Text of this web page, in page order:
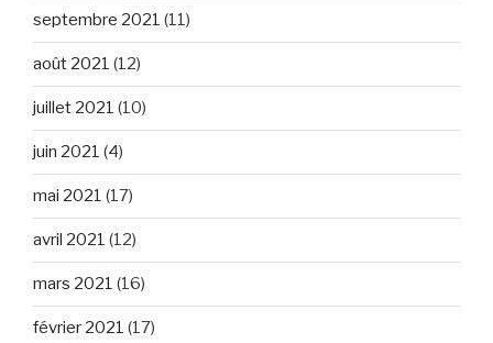
septembre 2021 (11)
août 2021 (12)
juillet 2021 (10)
juin 2021 (4)
mai 2021 (17)
avril 2021 (12)
mars 2021 (16)
février 2021 (17)